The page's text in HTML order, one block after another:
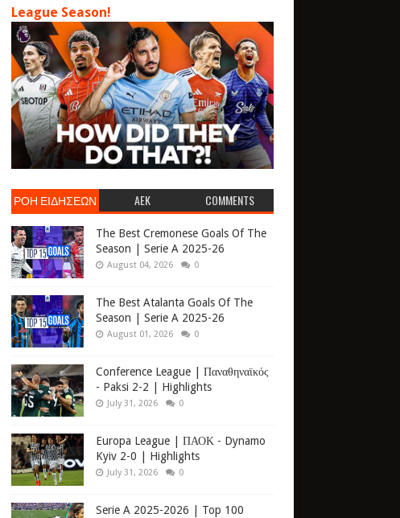
League Season!
ΡΟΗ ΕΙΔΗΣΕΩΝ AEK COMMENTS
The Best Cremonese Goals Of The
Season | Serie A 2025-26
August 04, 2026 0
The Best Atalanta Goals Of The
Season | Serie A 2025-26
August 01, 2026 0
Conference League | Παναθηναϊκός
- Paksi 2-2 | Highlights
July 31, 2026 0
Europa League | ΠΑΟΚ - Dynamo
Kyiv 2-0 | Highlights
July 31, 2026 0
Serie A 2025-2026 | Top 100